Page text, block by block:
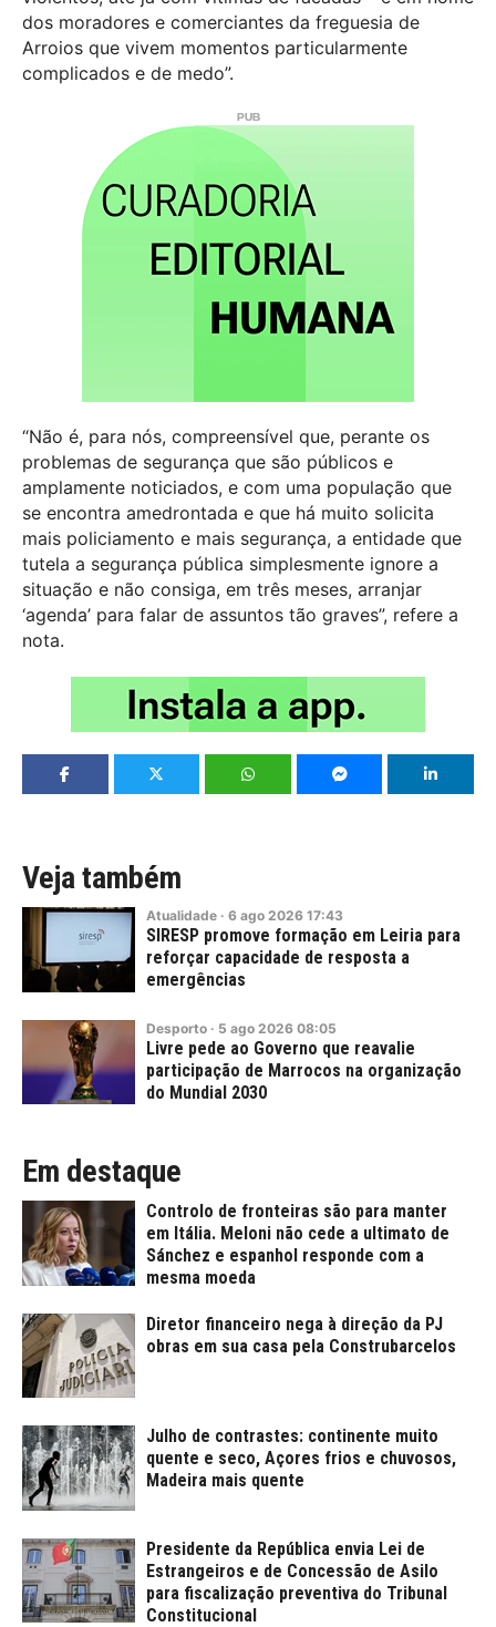
dos moradores e comerciantes da freguesia de
Arroios que vivem momentos particularmente
complicados e de medo”.
“Não é, para nós, compreensível que, perante os
problemas de segurança que são públicos e
amplamente noticiados, e com uma população que
se encontra amedrontada e que há muito solicita
mais policiamento e mais segurança, a entidade que
tutela a segurança pública simplesmente ignore a
situação e não consiga, em três meses, arranjar
‘agenda’ para falar de assuntos tão graves”, refere a
nota.
Veja também
Atualidade · 6 ago 2026 17:43
SIRESP promove formação em Leiria para
reforçar capacidade de resposta a
emergências
Desporto · 5 ago 2026 08:05
Livre pede ao Governo que reavalie
participação de Marrocos na organização
do Mundial 2030
Em destaque
Controlo de fronteiras são para manter
em Itália. Meloni não cede a ultimato de
Sánchez e espanhol responde com a
mesma moeda
Diretor financeiro nega à direção da PJ
obras em sua casa pela Construbarcelos
Julho de contrastes: continente muito
quente e seco, Açores frios e chuvosos,
Madeira mais quente
Presidente da República envia Lei de
Estrangeiros e de Concessão de Asilo
para fiscalização preventiva do Tribunal
Constitucional